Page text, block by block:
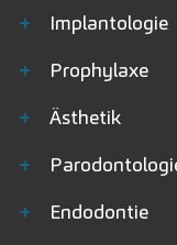
+
Implantologie
+
Prophylaxe
+
Ästhetik
+
+
Endodontie